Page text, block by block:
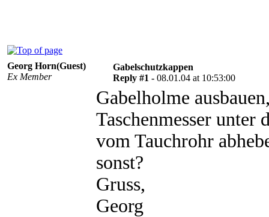
Georg Horn(Guest)
Ex Member
Gabelschutzkappen
Reply #1 - 08.01.04 at 10:53:00
Gabelholme
Taschenmesser unter
vom Tauchrohr
sonst?
Gruss,
Georg